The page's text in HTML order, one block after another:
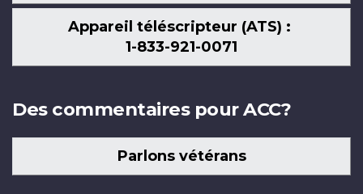
Appareil téléscripteur (ATS) :
1-833-921-0071
Des commentaires pour ACC?
Parlons vétérans